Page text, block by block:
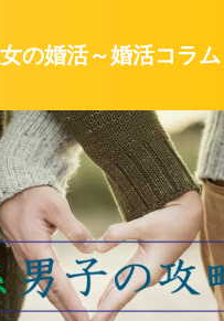
の婚活～婚活コラム